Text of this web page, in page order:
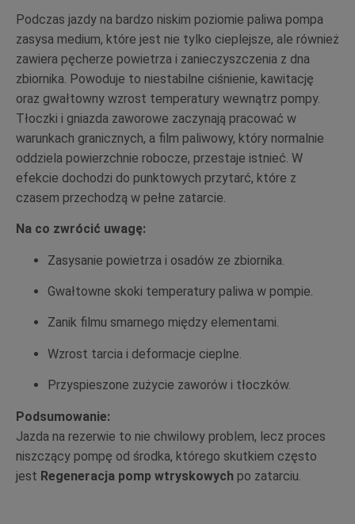
Podczas jazdy na bardzo niskim poziomie paliwa pompa
zasysa medium, które jest nie tylko cieplejsze, ale również
zawiera pęcherze powietrza i zanieczyszczenia z dna
zbiornika. Powoduje to niestabilne ciśnienie, kawitację
oraz gwałtowny wzrost temperatury wewnątrz pompy.
Tłoczki i gniazda zaworowe zaczynają pracować w
warunkach granicznych, a film paliwowy, który normalnie
oddziela powierzchnie robocze, przestaje istnieć. W
efekcie dochodzi do punktowych przytarć, które z
czasem przechodzą w pełne zatarcie.
Na co zwrócić uwagę:
Zasysanie powietrza i osadów ze zbiornika.
Gwałtowne skoki temperatury paliwa w pompie.
Zanik filmu smarnego między elementami.
Wzrost tarcia i deformacje cieplne.
Przyspieszone zużycie zaworów i tłoczków.
Podsumowanie:
Jazda na rezerwie to nie chwilowy problem, lecz proces
niszczący pompę od środka, którego skutkiem często
jest Regeneracja pomp wtryskowych po zatarciu.